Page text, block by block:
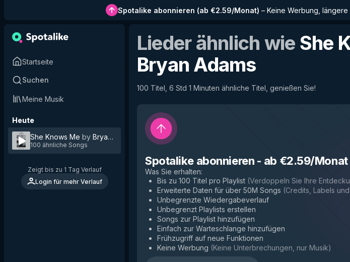
Spotalike abonnieren (ab €2.59/Monat) – Keine Werbung,
Startseite
Suchen
Meine Musik
Heute
She Knows Me by Bryan Adams
100 ähnliche Songs
Zeigt bis zu 1 Tag Verlauf
Login für mehr Verlauf
Lieder ähnlich wie She
Bryan Adams
100 Titel, 6 Std 1 Minuten ähnliche Titel, genießen Sie!
Spotalike abonnieren - ab €2.59/Monat
Was Sie erhalten:
Bis zu 100 Titel pro Playlist (Verdoppeln Sie Ihre
Erweiterte Daten für über 50M Songs (Credits, Labels
Unbegrenzte Wiedergabeverlauf
Unbegrenzt Playlists erstellen
Songs zur Playlist hinzufügen
Einfach zur Warteschlange hinzufügen
Frühzugriff auf neue Funktionen
Keine Werbung (Keine Unterbrechungen, nur Musik)